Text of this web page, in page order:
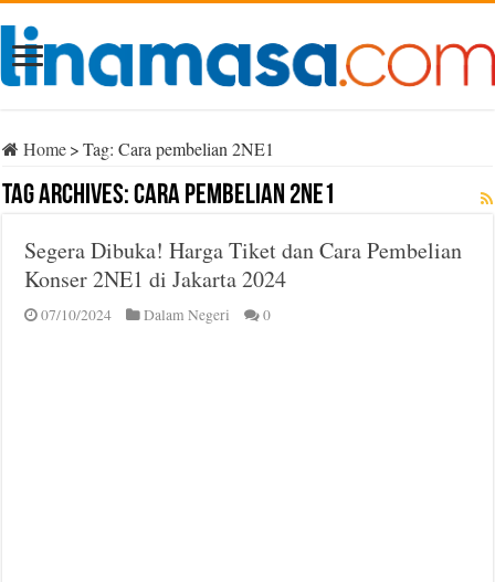
Home> Tag:Cara pembelian 2NE1
Tag Archives:Cara pembelian 2NE1
Segera Dibuka! Harga Tiket dan Cara Pembelian
Konser 2NE1 di Jakarta 2024
07/10/2024 Dalam Negeri 0